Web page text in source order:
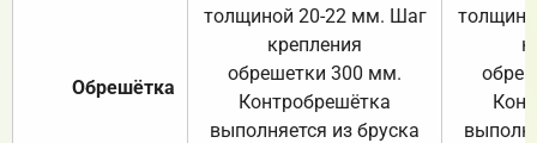
Обрешётка
толщиной 20-22 мм. Шаг
крепления
обрешетки 300 мм.
Контробрешётка
выполняется из бруска